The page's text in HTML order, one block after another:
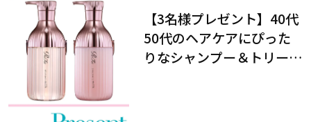
【3名様プレゼント】40代
50代のヘアケアにぴった
りなシャンプー＆トリート